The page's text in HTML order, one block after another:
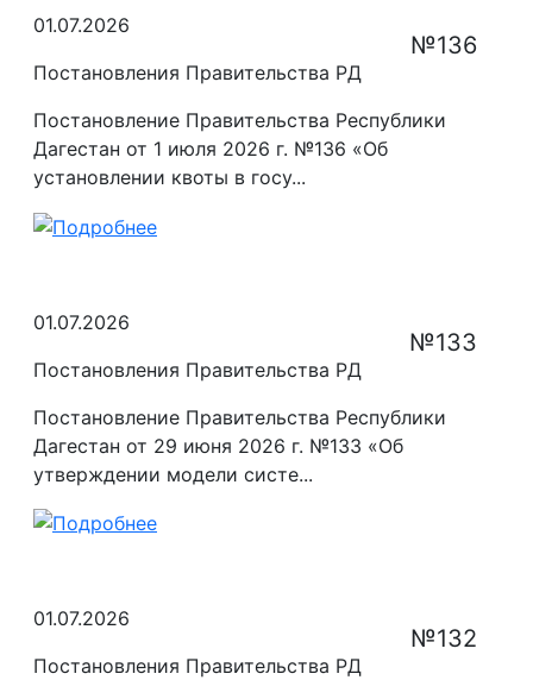
01.07.2026
Постановления Правительства РД
№136
Постановление Правительства Республики
Дагестан от 1 июля 2026 г. №136 «Об
установлении квоты в госу...
01.07.2026
Постановления Правительства РД
№133
Постановление Правительства Республики
Дагестан от 29 июня 2026 г. №133 «Об
утверждении модели систе...
01.07.2026
Постановления Правительства РД
№132